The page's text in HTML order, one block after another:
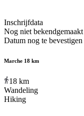
Inschrijfdata
Nog niet bekendgemaakt
Datum nog te bevestigen
Marche 18 km
18 km
Wandeling
Hiking